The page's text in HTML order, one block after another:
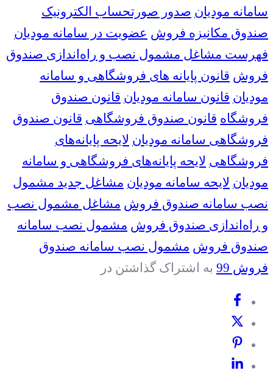
سامانه مودیان صدور صورتحساب الکترونیک
صندوق مکانیزه فروش عضویت در سامانه مودیان
فهرست مشاغل مشمول نصب و راه‌اندازی صندوق
فروش قانون پایانه های فروشگاهی و سامانه
مودیان قانون سامانه مودیان قانون صندوق
فروشگاه قانون صندوق فروشگاهی قانون صندوق
فروشگاهی سامانه مودیان لایحه پایانه‌های
فروشگاهی لایحه پایانه‌های فروشگاهی و سامانه
مودیان لایحه سامانه مودیان مشاغل جدید مشمول
نصب سامانه صندوق فروش مشاغل مشمول نصب
و راه‌اندازی صندوق فروش مشمول نصب سامانه
صندوق فروش مشمول نصب سامانه صندوق
فروش 99
به اشتراک گذاشتن در